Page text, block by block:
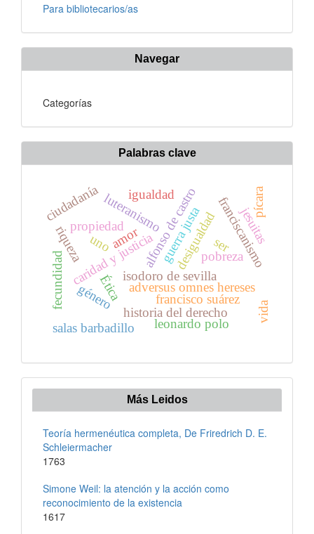
Para bibliotecarios/as
Navegar
Categorías
Palabras clave
desigualdadpobreza
caridad y justiciaisodoro de sevilla
propiedad alfonso de castro
adversus omnes hereses
franciscanismo
luteranismo
francisco suárez
guerra justa jesuitas
historia del derecho
amor
pícara
salas barbadillo
riqueza
leonardo polo
fecundidad
ser
uno
vida
Ética
ciudadanía igualdad
género
Más Leidos
Teoría hermenéutica completa, De Friredrich D. E.
Schleiermacher
1763
Simone Weil: la atención y la acción como
reconocimiento de la existencia
1617